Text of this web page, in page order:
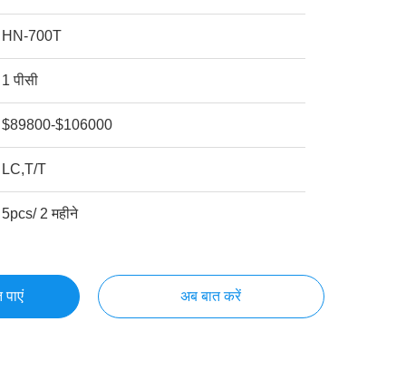
HN-700T
1 पीसी
$89800-$106000
LC,T/T
5pcs/ 2 महीने
अब बात करें